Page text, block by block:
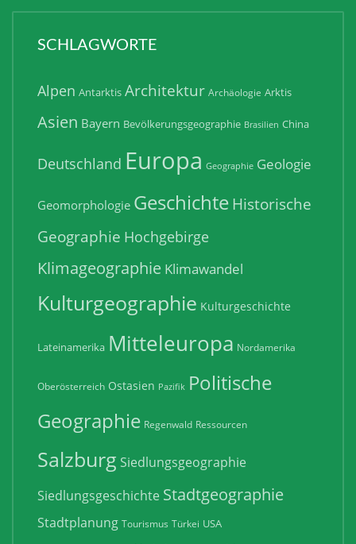
SCHLAGWORTE
Alpen Antarktis Architektur Archäologie Arktis
Asien Bayern Bevölkerungsgeographie Brasilien China
Deutschland Europa Geographie Geologie
Geomorphologie GeschichteHistorische
Geographie Hochgebirge
Klimageographie Klimawandel
Kulturgeographie Kulturgeschichte
Lateinamerika Mitteleuropa Nordamerika
Oberösterreich Ostasien Pazifik Politische
Geographie Regenwald Ressourcen
Salzburg Siedlungsgeographie
Siedlungsgeschichte Stadtgeographie
Stadtplanung Tourismus Türkei USA